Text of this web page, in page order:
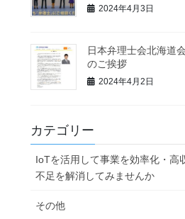
2024年4月3日
日本弁理士会北海道
のご挨拶
2024年4月2日
カテゴリー
IoTを活用して事業を効率化・高
不足を解消してみませんか
その他